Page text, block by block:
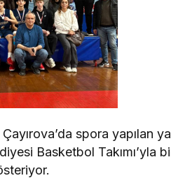
Çayırova’da spora yapılan
Basketbol Takımı’yla